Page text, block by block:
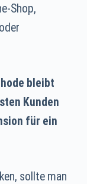
Shop,
bleibt
Kunden
für ein
sollte man